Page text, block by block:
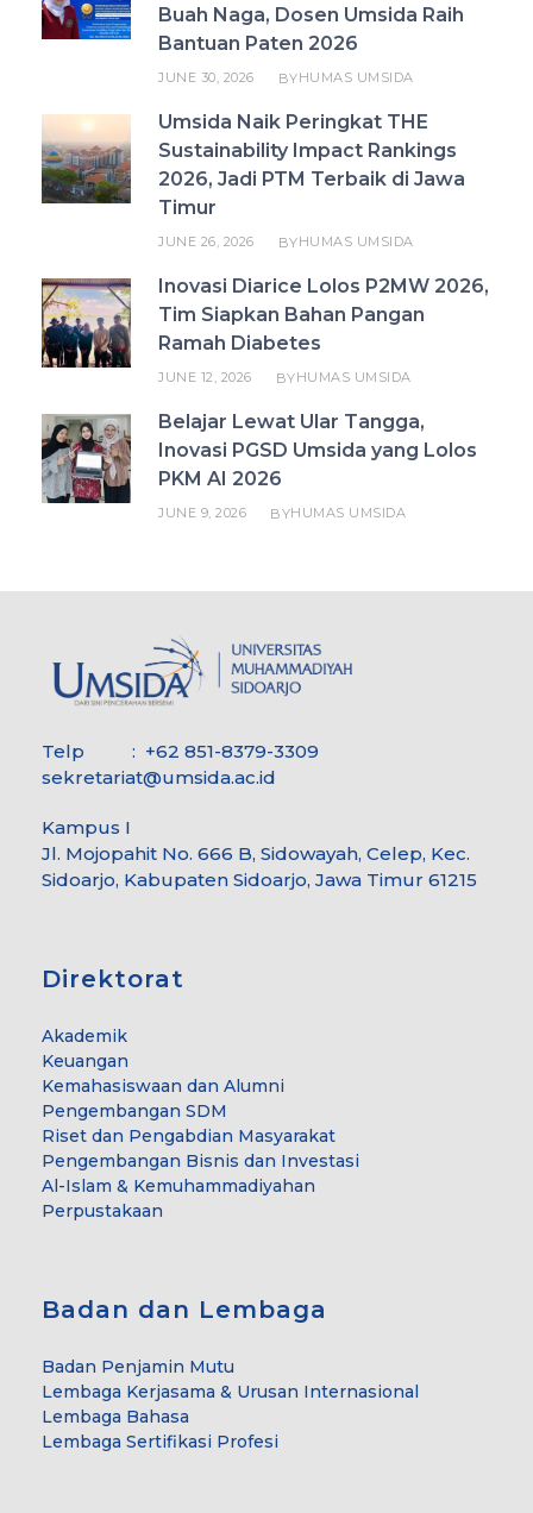
Buah Naga, Dosen Umsida Raih
Bantuan Paten 2026
JUNE 30, 2026 BYHUMAS UMSIDA
Umsida Naik Peringkat THE
Sustainability Impact Rankings
2026, Jadi PTM Terbaik di Jawa
Timur
JUNE 26, 2026 BYHUMAS UMSIDA
Inovasi Diarice Lolos P2MW 2026,
Tim Siapkan Bahan Pangan
Ramah Diabetes
JUNE 12, 2026 BYHUMAS UMSIDA
Belajar Lewat Ular Tangga,
Inovasi PGSD Umsida yang Lolos
PKM AI 2026
JUNE 9, 2026 BYHUMAS UMSIDA
Telp : +62 851-8379-3309
sekretariat@umsida.ac.id
Kampus I
Jl. Mojopahit No. 666 B, Sidowayah, Celep, Kec.
Sidoarjo, Kabupaten Sidoarjo, Jawa Timur 61215
Direktorat
Akademik
Keuangan
Kemahasiswaan dan Alumni
Pengembangan SDM
Riset dan Pengabdian Masyarakat
Pengembangan Bisnis dan Investasi
Al-Islam & Kemuhammadiyahan
Perpustakaan
Badan dan Lembaga
Badan Penjamin Mutu
Lembaga Kerjasama & Urusan Internasional
Lembaga Bahasa
Lembaga Sertifikasi Profesi